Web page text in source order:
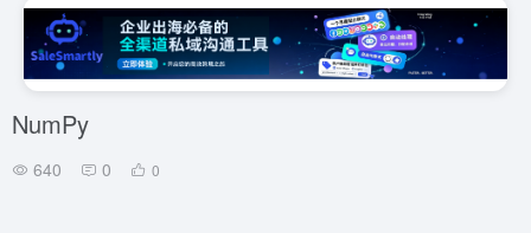
NumPy
640 0 0